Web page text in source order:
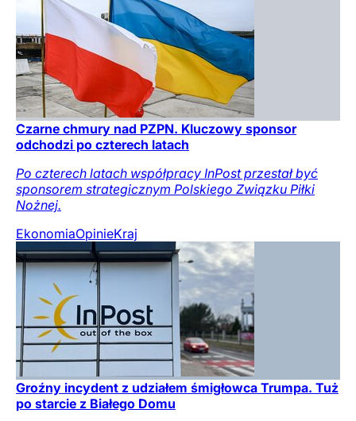
Czarne chmury nad PZPN. Kluczowy sponsor
odchodzi po czterech latach
Po czterech latach współpracy InPost przestał być
sponsorem strategicznym Polskiego Związku Piłki
Nożnej.
EkonomiaOpinieKraj
Groźny incydent z udziałem śmigłowca Trumpa. Tuż
po starcie z Białego Domu